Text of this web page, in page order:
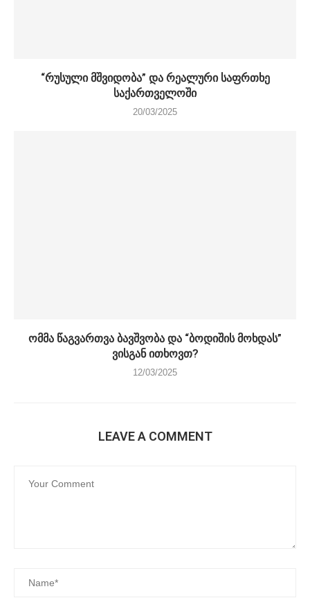
“რუსული მშვიდობა” და რეალური საფრთხე
საქართველოში
20/03/2025
ომმა წაგვართვა ბავშვობა და “ბოდიშის მოხდას”
ვისგან ითხოვთ?
12/03/2025
LEAVE A COMMENT